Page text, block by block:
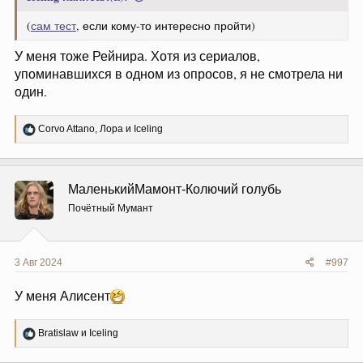
(сам тест, если кому-то интересно пройти)
У меня тоже Рейнира. Хотя из сериалов,
упоминавшихся в одном из опросов, я не смотрела ни
один.
Р
е
ц
и
и
:
Corvo Attano, Лора и Iceling
МаленькийМамонт-Колючий голубь
Почётный Мумант
3 Авг 2024 #997
У меня Алисент
Р
е
Bratislaw и Iceling